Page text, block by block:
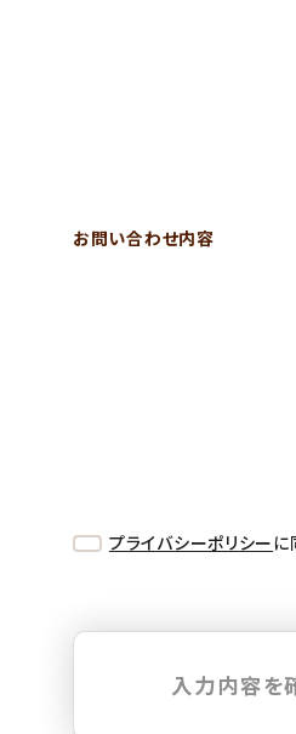
お問い合わせ内容
プライバシーポリシーに
入力内容を